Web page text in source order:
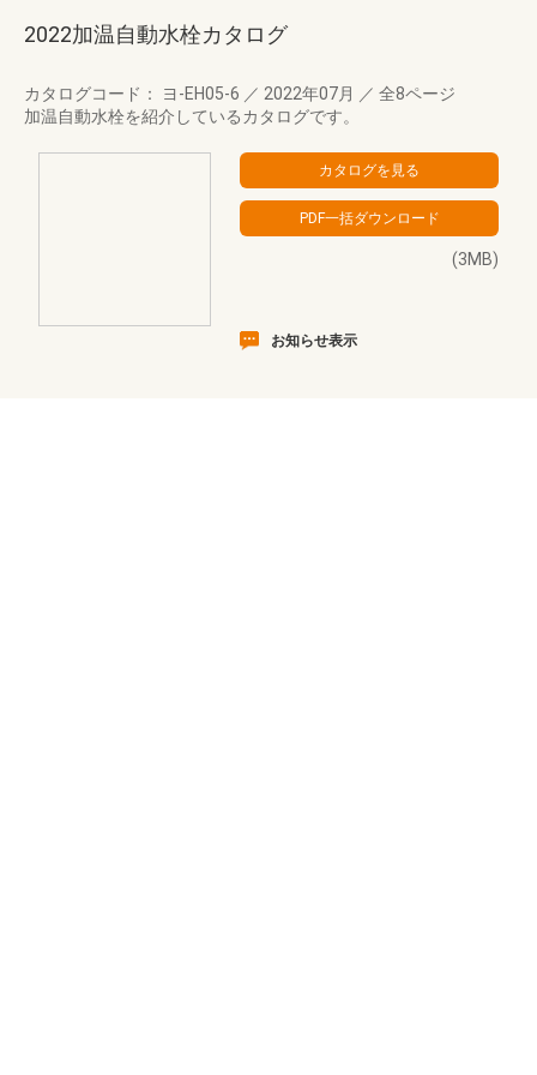
2022加温自動水栓カタログ
カタログコード： ヨ-EH05-6 ／ 2022年07月 ／ 全8ページ
加温自動水栓を紹介しているカタログです。
(3MB)
お知らせ表示